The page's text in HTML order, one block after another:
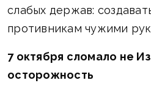
слабых держав:
противникам чужими
7 октября сломало не
осторожность